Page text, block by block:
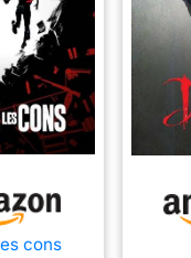
cons